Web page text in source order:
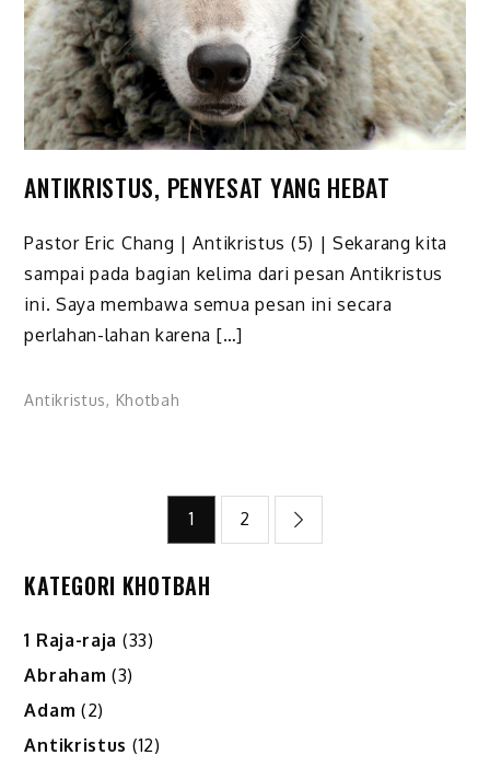
ANTIKRISTUS, PENYESAT YANG HEBAT
Pastor Eric Chang | Antikristus (5) | Sekarang kita
sampai pada bagian kelima dari pesan Antikristus
ini. Saya membawa semua pesan ini secara
perlahan-lahan karena […]
Antikristus, Khotbah
pagination
1 2
KATEGORI KHOTBAH
1 Raja-raja (33)
Abraham (3)
Adam (2)
Antikristus (12)